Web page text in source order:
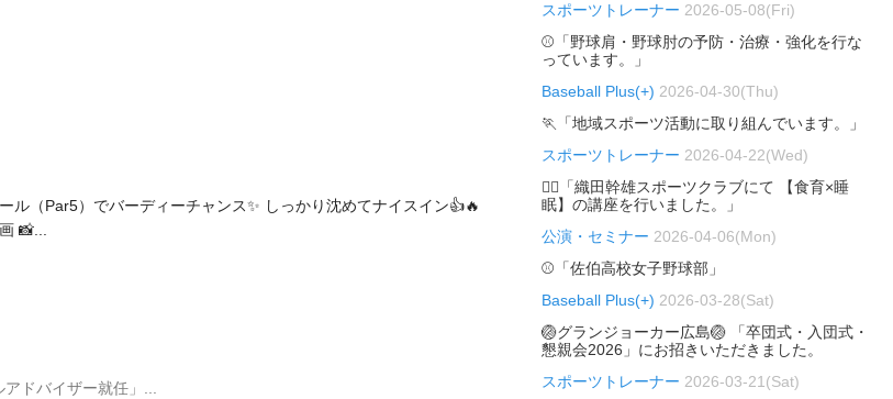
ル（Par5）でバーディーチャンス✨ しっかり沈めてナイスイン👍🔥
📸...
ドバイザー就任」...
スポーツトレーナー 2026-05-08(Fri)
⚾「野球肩・野球肘の予防・治療・強化を行な
っています。」
Baseball Plus(+) 2026-04-30(Thu)
🏃「地域スポーツ活動に取り組んでいます。」
スポーツトレーナー 2026-04-22(Wed)
🏃‍♂️「織田幹雄スポーツクラブにて 【食育×睡
眠】の講座を行いました。」
公演・セミナー 2026-04-06(Mon)
⚾「佐伯高校女子野球部」
Baseball Plus(+) 2026-03-28(Sat)
🏐グランジョーカー広島🏐 「卒団式・入団式・
懇親会2026」にお招きいただきました。
スポーツトレーナー 2026-03-21(Sat)